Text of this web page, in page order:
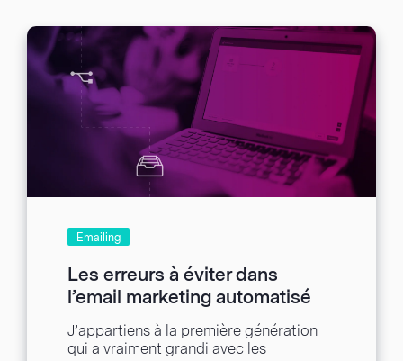
Emailing
Les erreurs à éviter dans
l’email marketing automatisé
J’appartiens à la première génération
qui a vraiment grandi avec les